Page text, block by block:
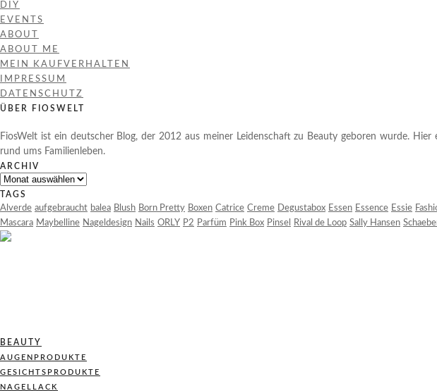
DIY
EVENTS
ABOUT
ABOUT ME
MEIN KAUFVERHALTEN
IMPRESSUM
DATENSCHUTZ
ÜBER FIOSWELT
FiosWelt ist ein deutscher Blog, der 2012 aus meiner Leidenschaft zu Beauty geboren wurde.
rund ums Familienleben.
ARCHIV
Archiv
TAGS
Alverde aufgebraucht balea Blush Born Pretty Boxen Catrice Creme Degustabox Essen Essence Essie
Mascara Maybelline Nageldesign Nails ORLY P2 Parfüm Pink Box Pinsel Rival de Loop Sally Hansen
BEAUTY
AUGENPRODUKTE
GESICHTSPRODUKTE
NAGELLACK